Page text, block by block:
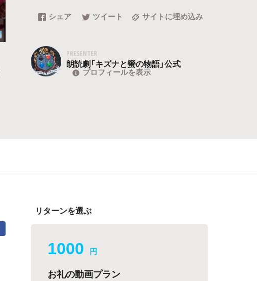
シェア ツイート サイトに埋め込み
PRESENTER
朗読劇「キズナと螢の物語」公式
プロフィールを表示
リターンを選ぶ
1000 円
お礼の動画プラン